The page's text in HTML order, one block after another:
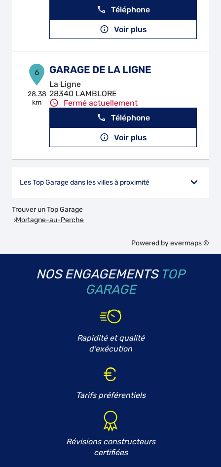
Téléphone
Voir plus
6
28.38
km
GARAGE DE LA LIGNE
La Ligne
28340 LAMBLORE
Fermé actuellement
Téléphone
Voir plus
Les Top Garage dans les villes à proximité
Trouver un Top Garage
Mortagne-au-Perche
Powered byevermaps ©
NOS ENGAGEMENTS TOP
GARAGE
Rapidité et qualité
d'exécution
Tarifs préférentiels
Révisions constructeurs
certifiées